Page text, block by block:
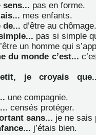
sens... pas en forme.
mes enfants.
de... d’être au chômage.
pas si simple
un homme qui
du monde c’est...
je croyais
une compagnie.
censés protéger.
sans... je ne sais
j’étais bien.